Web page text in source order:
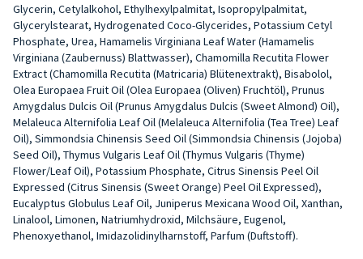
Glycerin, Cetylalkohol, Ethylhexylpalmitat, Isopropylpalmitat,
Glycerylstearat, Hydrogenated Coco-Glycerides, Potassium Cetyl
Phosphate, Urea, Hamamelis Virginiana Leaf Water (Hamamelis
Virginiana (Zaubernuss) Blattwasser), Chamomilla Recutita Flower
Extract (Chamomilla Recutita (Matricaria) Blütenextrakt), Bisabolol,
Olea Europaea Fruit Oil (Olea Europaea (Oliven) Fruchtöl), Prunus
Amygdalus Dulcis Oil (Prunus Amygdalus Dulcis (Sweet Almond) Oil),
Melaleuca Alternifolia Leaf Oil (Melaleuca Alternifolia (Tea Tree) Leaf
Oil), Simmondsia Chinensis Seed Oil (Simmondsia Chinensis (Jojoba)
Seed Oil), Thymus Vulgaris Leaf Oil (Thymus Vulgaris (Thyme)
Flower/Leaf Oil), Potassium Phosphate, Citrus Sinensis Peel Oil
Expressed (Citrus Sinensis (Sweet Orange) Peel Oil Expressed),
Eucalyptus Globulus Leaf Oil, Juniperus Mexicana Wood Oil, Xanthan,
Linalool, Limonen, Natriumhydroxid, Milchsäure, Eugenol,
Phenoxyethanol, Imidazolidinylharnstoff, Parfum (Duftstoff).